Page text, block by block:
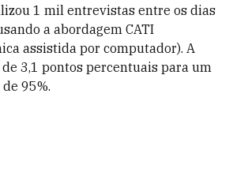
1 mil entrevistas entre os dias
a abordagem CATI
assistida por computador). A
3,1 pontos percentuais para um
95%.